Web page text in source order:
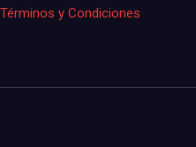
Términos y Condiciones